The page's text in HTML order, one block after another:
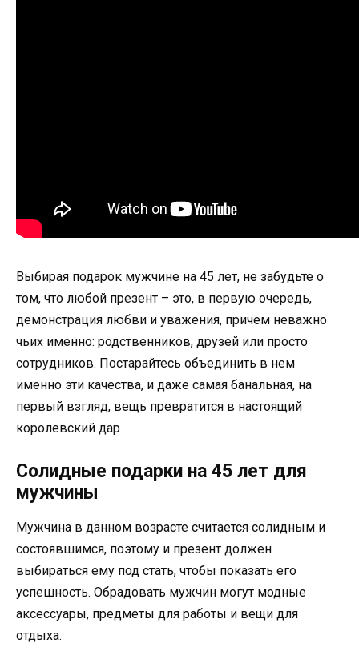
Выбирая подарок мужчине на 45 лет, не забудьте о
том, что любой презент – это, в первую очередь,
демонстрация любви и уважения, причем неважно
чьих именно: родственников, друзей или просто
сотрудников. Постарайтесь объединить в нем
именно эти качества, и даже самая банальная, на
первый взгляд, вещь превратится в настоящий
королевский дар
Солидные подарки на 45 лет для
мужчины
Мужчина в данном возрасте считается солидным и
состоявшимся, поэтому и презент должен
выбираться ему под стать, чтобы показать его
успешность. Обрадовать мужчин могут модные
аксессуары, предметы для работы и вещи для
отдыха.